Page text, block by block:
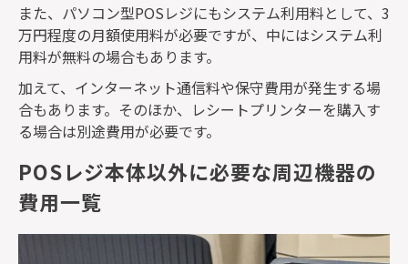
また、パソコン型POSレジにもシステム利用料として、 3
万円程度の月額使用料が必要ですが、中にはシステム利
用料が無料の場合もあります。
加えて、インターネット通信料や保守費用が発生する場
合もあります。そのほか、レシートプリンターを購入す
る場合は別途費用が必要です。
POSレジ本体以外に必要な周辺機器の
費用一覧